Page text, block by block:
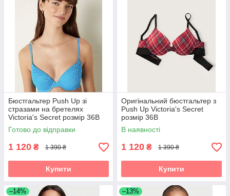
Бюстгальтер Push Up зі
стразами на бретелях
Victoria's Secret розмір 36B
Готово до відправки
1 120 ₴ 1 390 ₴
Купити
Оригінальний бюстгальтер з
Push Up Victoria's Secret
розмір 36B
В наявності
1 120 ₴ 1 390 ₴
Купити
–14% –13%